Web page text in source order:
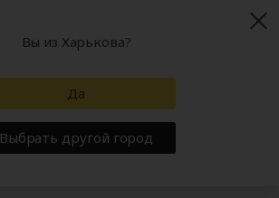
Вы из Харькова?
Да
Выбрать другой город